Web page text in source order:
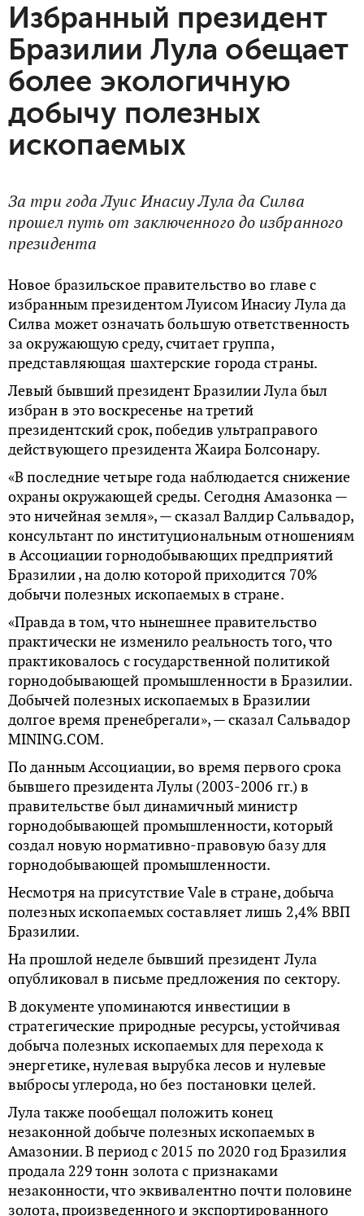
Избранный президент
Бразилии Лула обещает
более экологичную
добычу полезных
ископаемых
За три года Луис Инасиу Лула да Силва
прошел путь от заключенного до избранного
президента
Новое бразильское правительство во главе с
избранным президентом Луисом Инасиу Лула да
Силва может означать большую ответственность
за окружающую среду, считает группа,
представляющая шахтерские города страны.
Левый бывший президент Бразилии Лула был
избран в это воскресенье на третий
президентский срок, победив ультраправого
действующего президента Жаира Болсонару.
«В последние четыре года наблюдается снижение
охраны окружающей среды. Сегодня Амазонка —
это ничейная земля», — сказал Валдир Сальвадор,
консультант по институциональным отношениям
в Ассоциации горнодобывающих предприятий
Бразилии , на долю которой приходится 70%
добычи полезных ископаемых в стране.
«Правда в том, что нынешнее правительство
практически не изменило реальность того, что
практиковалось с государственной политикой
горнодобывающей промышленности в Бразилии.
Добычей полезных ископаемых в Бразилии
долгое время пренебрегали», — сказал Сальвадор
MINING.COM.
По данным Ассоциации, во время первого срока
бывшего президента Лулы (2003-2006 гг.) в
правительстве был динамичный министр
горнодобывающей промышленности, который
создал новую нормативно-правовую базу для
горнодобывающей промышленности.
Несмотря на присутствие Vale в стране, добыча
полезных ископаемых составляет лишь 2,4% ВВП
Бразилии.
На прошлой неделе бывший президент Лула
опубликовал в письме предложения по сектору.
В документе упоминаются инвестиции в
стратегические природные ресурсы, устойчивая
добыча полезных ископаемых для перехода к
энергетике, нулевая вырубка лесов и нулевые
выбросы углерода, но без постановки целей.
Лула также пообещал положить конец
незаконной добыче полезных ископаемых в
Амазонии. В период с 2015 по 2020 год Бразилия
продала 229 тонн золота с признаками
незаконности, что эквивалентно почти половине
золота, произведенного и экспортированного